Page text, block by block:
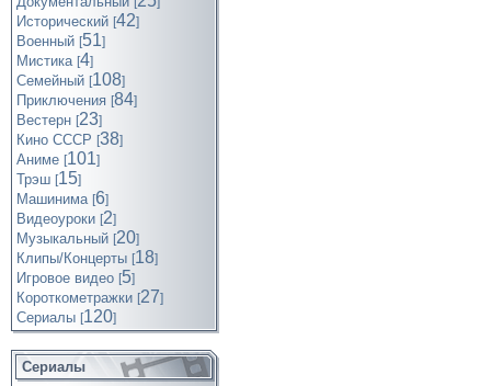
Исторический [42]
Военный [51]
Мистика [4]
Семейный [108]
Приключения [84]
Вестерн [23]
Кино СССР [38]
Аниме [101]
Трэш [15]
Машинима [6]
Видеоуроки [2]
Музыкальный [20]
Клипы/Концерты [18]
Игровое видео [5]
Короткометражки [27]
Cериалы [120]
Сериалы